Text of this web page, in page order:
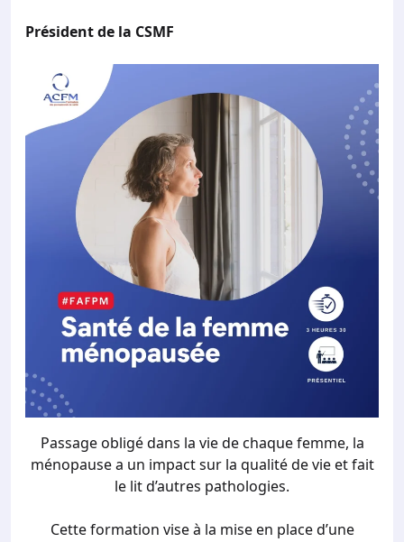
Président de la CSMF
Passage obligé dans la vie de chaque femme, la
ménopause a un impact sur la qualité de vie et fait
le lit d’autres pathologies.
Cette formation vise à la mise en place d’une